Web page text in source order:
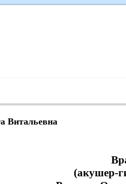
Витальевна
(акушер-